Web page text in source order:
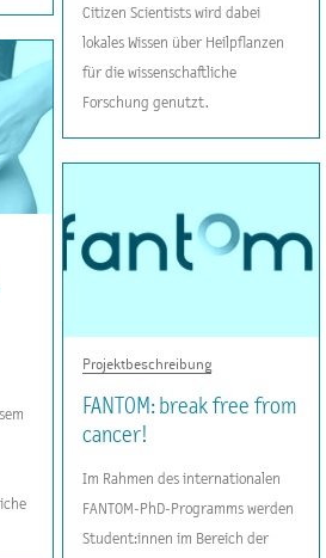
Citizen Scientists wird dabei
lokales Wissen über Heilpflanzen
für die wissenschaftliche
Forschung genutzt.
Projektbeschreibung
FANTOM: break free from
cancer!
Im Rahmen des internationalen
FANTOM-PhD-Programms werden
Student:innen im Bereich der